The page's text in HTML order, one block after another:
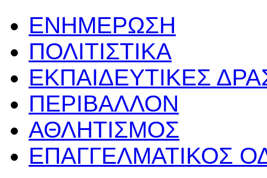
ΕΝΗΜΕΡΩΣΗ
ΠΟΛΙΤΙΣΤΙΚΑ
ΕΚΠΑΙΔΕΥΤΙΚΕΣ
ΠΕΡΙΒΑΛΛΟΝ
ΑΘΛΗΤΙΣΜΟΣ
ΕΠΑΓΓΕΛΜΑΤΙΚΟΣ